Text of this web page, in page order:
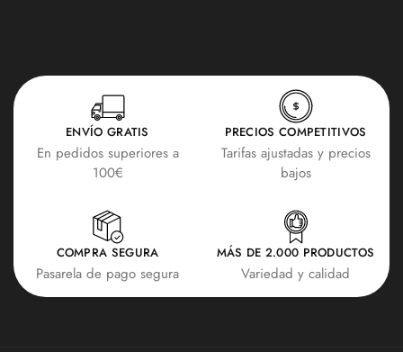
ENVÍO GRATIS
En pedidos superiores a
100€
PRECIOS COMPETITIVOS
Tarifas ajustadas y precios
bajos
COMPRA SEGURA
Pasarela de pago segura
MÁS DE 2.000 PRODUCTOS
Variedad y calidad